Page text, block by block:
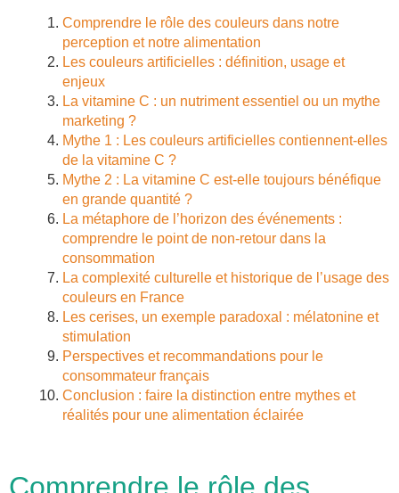
Comprendre le rôle des couleurs dans notre
perception et notre alimentation
Les couleurs artificielles : définition, usage et
enjeux
La vitamine C : un nutriment essentiel ou un mythe
marketing ?
Mythe 1 : Les couleurs artificielles contiennent-elles
de la vitamine C ?
Mythe 2 : La vitamine C est-elle toujours bénéfique
en grande quantité ?
La métaphore de l’horizon des événements :
comprendre le point de non-retour dans la
consommation
La complexité culturelle et historique de l’usage des
couleurs en France
Les cerises, un exemple paradoxal : mélatonine et
stimulation
Perspectives et recommandations pour le
consommateur français
Conclusion : faire la distinction entre mythes et
réalités pour une alimentation éclairée